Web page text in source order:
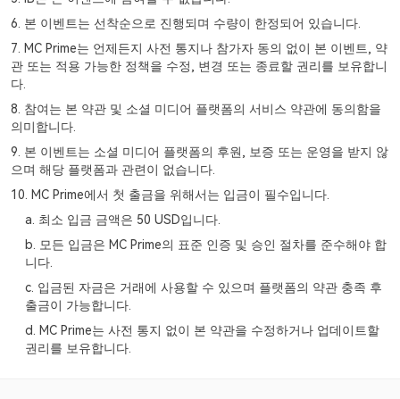
6. 본 이벤트는 선착순으로 진행되며 수량이 한정되어 있습니다.
7. MC Prime는 언제든지 사전 통지나 참가자 동의 없이 본 이벤트, 약
관 또는 적용 가능한 정책을 수정, 변경 또는 종료할 권리를 보유합니
다.
8. 참여는 본 약관 및 소셜 미디어 플랫폼의 서비스 약관에 동의함을
의미합니다.
9. 본 이벤트는 소셜 미디어 플랫폼의 후원, 보증 또는 운영을 받지 않
으며 해당 플랫폼과 관련이 없습니다.
10. MC Prime에서 첫 출금을 위해서는 입금이 필수입니다.
a. 최소 입금 금액은 50 USD입니다.
b. 모든 입금은 MC Prime의 표준 인증 및 승인 절차를 준수해야 합
니다.
c. 입금된 자금은 거래에 사용할 수 있으며 플랫폼의 약관 충족 후
출금이 가능합니다.
d. MC Prime는 사전 통지 없이 본 약관을 수정하거나 업데이트할
권리를 보유합니다.